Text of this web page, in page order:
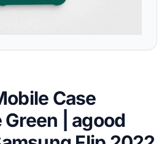
Case
| agood